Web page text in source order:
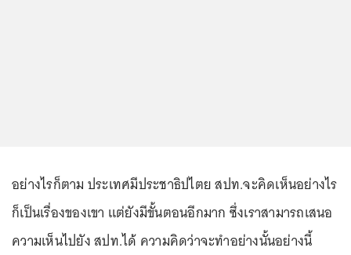
อย่างไรก็ตาม ประเทศมีประชาธิปไตย สปท.จะคิดเห็นอย่างไร
ก็เป็นเรื่องของเขา แต่ยังมีขั้นตอนอีกมาก ซึ่งเราสามารถเสนอ
ความเห็นไปยัง สปท.ได้ ความคิดว่าจะทำอย่างนั้นอย่างนี้